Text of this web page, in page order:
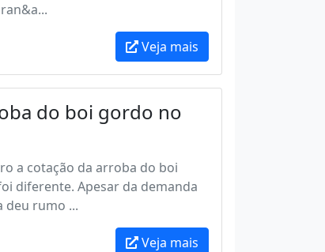
Veja mais
do boi gordo no
a cotação da arroba do boi
diferente. Apesar da demanda
deu rumo ...
Veja mais